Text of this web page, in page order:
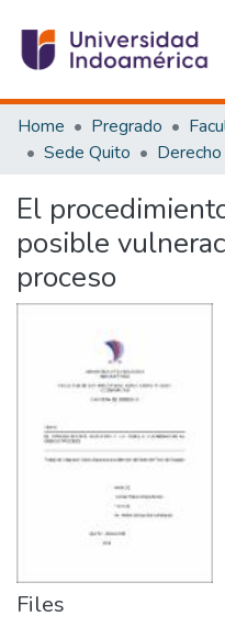
Communities & Collections
All of DSpace
Estadísticas Externas
Home Pregrado
Sede Quito
Derecho
El
posible
proceso
Files